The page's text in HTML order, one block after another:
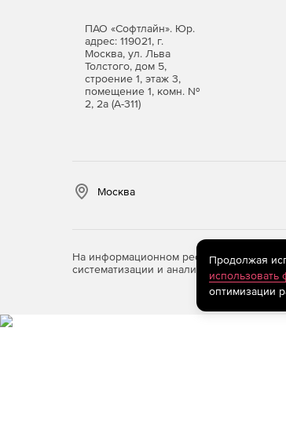
Источниками исходных данных для
данные трехмерного лазерного
результаты работы различных
предназначенных для
Купите nanoCAD Облака точек в
ПАО «Софтлайн». Юр.
адрес: 119021, г.
Москва, ул. Льва
Толстого, дом 5,
строение 1, этаж 3,
помещение 1, комн. №
2, 2а (А-311)
Москва
На информационном ресурсе
систематизации и анализа сведений,
Продолжая
использовать
оптимизации